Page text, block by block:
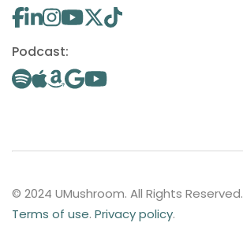
Podcast:
© 2024 UMushroom. All Rights Reserved.
Terms of use. Privacy policy.